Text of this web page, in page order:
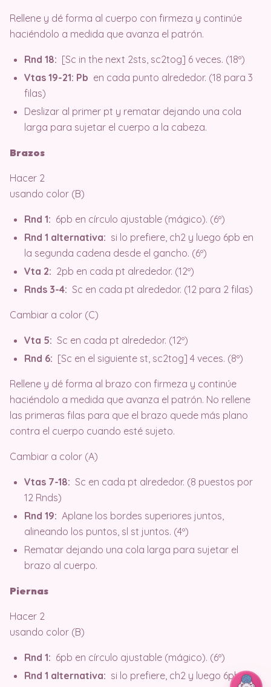
Rellene y dé forma al cuerpo con firmeza y continúe
haciéndolo a medida que avanza el patrón.
Rnd 18: [Sc in the next 2sts, sc2tog] 6 veces. (18º)
Vtas 19-21: Pb en cada punto alrededor. (18 para 3
filas)
Deslizar al primer pt y rematar dejando una cola
larga para sujetar el cuerpo a la cabeza.
Brazos
Hacer 2
usando color (B)
Rnd 1: 6pb en círculo ajustable (mágico). (6º)
Rnd 1 alternativa: si lo prefiere, ch2 y luego 6pb en
la segunda cadena desde el gancho. (6º)
Vta 2: 2pb en cada pt alrededor. (12º)
Rnds 3-4: Sc en cada pt alrededor. (12 para 2 filas)
Cambiar a color (C)
Vta 5: Sc en cada pt alrededor. (12º)
Rnd 6: [Sc en el siguiente st, sc2tog] 4 veces. (8º)
Rellene y dé forma al brazo con firmeza y continúe
haciéndolo a medida que avanza el patrón. No rellene
las primeras filas para que el brazo quede más plano
contra el cuerpo cuando esté sujeto.
Cambiar a color (A)
Vtas 7-18: Sc en cada pt alrededor. (8 puestos por
12 Rnds)
Rnd 19: Aplane los bordes superiores juntos,
alineando los puntos, sl st juntos. (4º)
Rematar dejando una cola larga para sujetar el
brazo al cuerpo.
Piernas
Hacer 2
usando color (B)
Rnd 1: 6pb en círculo ajustable (mágico). (6º)
Rnd 1 alternativa: si lo prefiere, ch2 y luego 6pb en